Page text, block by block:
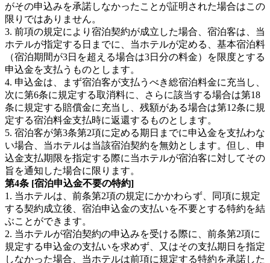
がその申込みを承諾しなかったことが証明された場合はこの
限りではありません。
3. 前項の規定により宿泊契約が成立した場合、宿泊客は、当
ホテルが指定する日までに、当ホテルが定める、基本宿泊料
（宿泊期間が3日を超える場合は3日分の料金）を限度とする
申込金を支払うものとします。
4. 申込金は、まず宿泊客が支払うべき総宿泊料金に充当し、
次に第6条に規定する取消料に、さらに該当する場合は第18
条に規定する賠償金に充当し、残額がある場合は第12条に規
定する宿泊料金支払時に返還するものとします。
5. 宿泊客が第3条第2項に定める期日までに申込金を支払わな
い場合、当ホテルは当該宿泊契約を無効とします。但し、申
込金支払期限を指定する際に当ホテルが宿泊客に対してその
旨を通知した場合に限ります。
第4条 [宿泊申込金不要の特約]
1. 当ホテルは、前条第2項の規定にかかわらず、同項に規定
する契約成立後、宿泊申込金の支払いを不要とする特約を結
ぶことができます。
2. 当ホテルが宿泊契約の申込みを受ける際に、前条第2項に
規定する申込金の支払いを求めず、又はその支払期日を指定
しなかった場合、当ホテルは前項に規定する特約を承諾した